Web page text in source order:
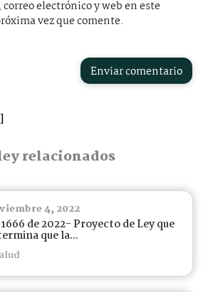
electrónico y web en este
vez que comente.
Enviar comentario
relacionados
4, 2022
de 2022- Proyecto de Ley que
que la...